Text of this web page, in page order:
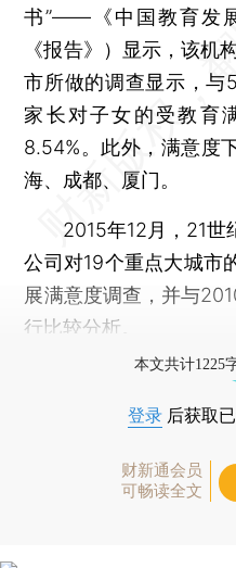
书”——《中国教育发
《报告》）显示，该机
市所做的调查显示，与
家长对子女的受教育
8.54%。此外，满意度
海、成都、厦门。
2015年12月，21世
公司对19个重点大城市
展满意度调查，并与
行比较分析。
本文共计1225
登录 后获取
财新通会员
可畅读全文